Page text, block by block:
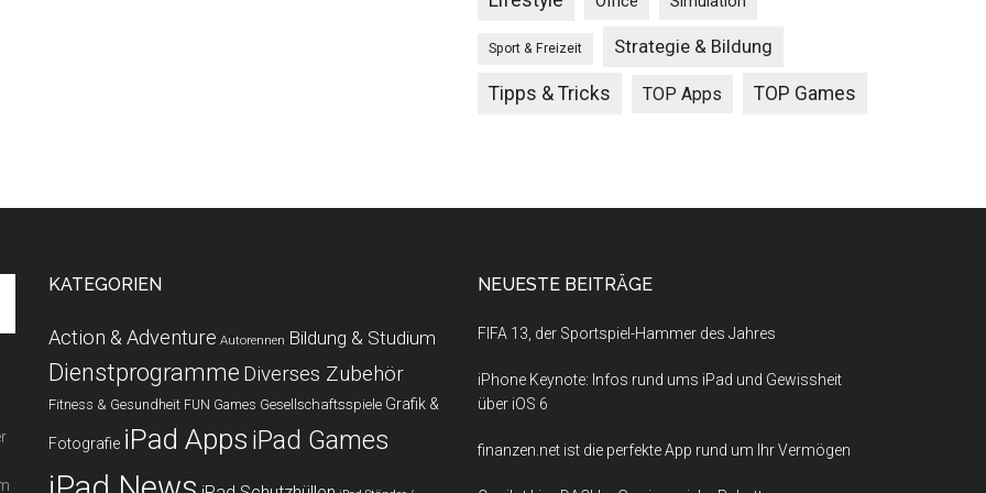
Sport & Freizeit Strategie & Bildung
Tipps & Tricks TOP Apps TOP Games
KATEGORIEN
Action & Adventure Autorennen Bildung & Studium
Dienstprogramme Diverses Zubehör
Fitness & Gesundheit FUN Games Gesellschaftsspiele Grafik &
Fotografie iPad Apps iPad Games
NEUESTE BEITRÄGE
FIFA 13, der Sportspiel-Hammer des Jahres
iPhone Keynote: Infos rund ums iPad und Gewissheit
über iOS 6
finanzen.net ist die perfekte App rund um Ihr Vermögen